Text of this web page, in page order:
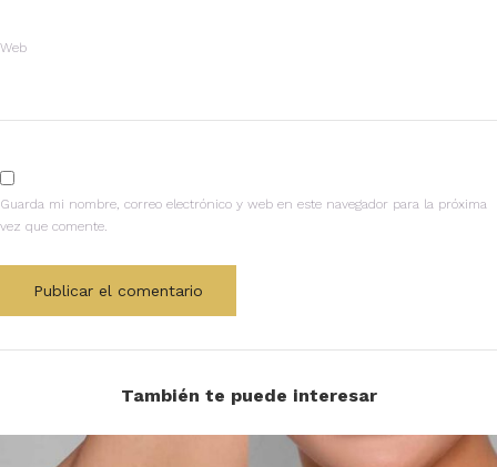
Web
Guarda mi nombre, correo electrónico y web en este navegador para la próxima
vez que comente.
También te puede interesar